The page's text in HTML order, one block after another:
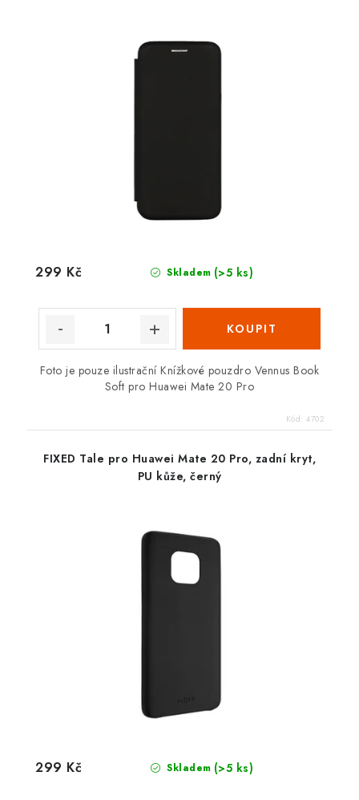
Skladem (>5 ks)
299 Kč
Foto je pouze ilustrační Knížkové pouzdro Vennus Book
Soft pro Huawei Mate 20 Pro
Kód: 4702
FIXED Tale pro Huawei Mate 20 Pro, zadní kryt,
PU kůže, černý
Skladem (>5 ks)
299 Kč